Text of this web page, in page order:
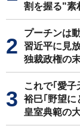
割を握る"素
プーチンは
習近平に見
独裁政権の
これで｢愛
裕巳｢野望に
皇室典範の